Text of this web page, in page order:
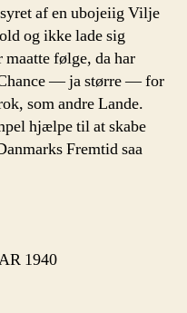
af en ubojeiig Vilje
og ikke lade sig
følge, da har
— ja større — for
som andre Lande.
hjælpe til at skabe
Fremtid saa
1940